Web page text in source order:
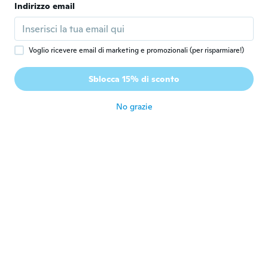
dementsprechend glücklich bin ich
darüber , sie einzelnd gefunden zu haben
circa 6 anni fa
Krista
Iscrizione dal 2015 · 75 recensioni
Indirizzo email
Voglio ricevere email di marketing e promozionali (per risparmiare!)
Sblocca 15% di sconto
No grazie